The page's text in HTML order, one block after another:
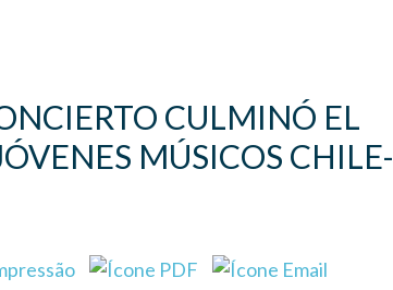
CULMINÓ EL
MÚSICOS CHILE-